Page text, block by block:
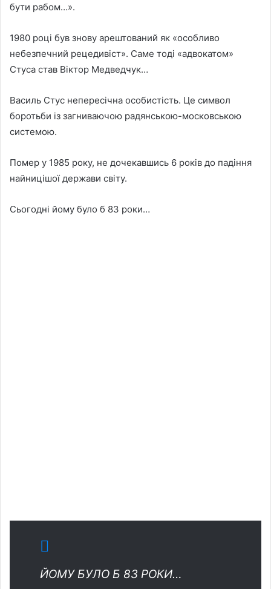
бути рабом…».
1980 році був знову арештований як «особливо
небезпечний рецедивіст». Саме тоді «адвокатом»
Стуса став Віктор Медведчук…
Василь Стус непересічна особистість. Це символ
боротьби із загниваючою радянською-московською
системою.
Помер у 1985 року, не дочекавшись 6 років до падіння
найницішої держави світу.
Сьогодні йому було б 83 роки…
ЙОМУ БУЛО Б 83 РОКИ…